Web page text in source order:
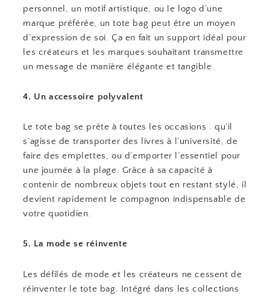
personnel, un motif artistique, ou le logo d’une
marque préférée, un tote bag peut être un moyen
d’expression de soi. Ça en fait un support idéal pour
les créateurs et les marques souhaitant transmettre
un message de manière élégante et tangible.
4. Un accessoire polyvalent
Le tote bag se prête à toutes les occasions : qu’il
s’agisse de transporter des livres à l’université, de
faire des emplettes, ou d’emporter l’essentiel pour
une journée à la plage. Grâce à sa capacité à
contenir de nombreux objets tout en restant stylé, il
devient rapidement le compagnon indispensable de
votre quotidien.
5. La mode se réinvente
Les défilés de mode et les créateurs ne cessent de
réinventer le tote bag. Intégré dans les collections